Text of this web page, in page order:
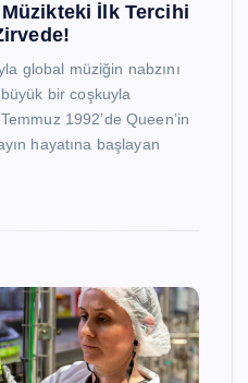
Müzikteki İlk Tercihi
global müziğin nabzını
bir coşkuyla
1992’de Queen’in
hayatına başlayan